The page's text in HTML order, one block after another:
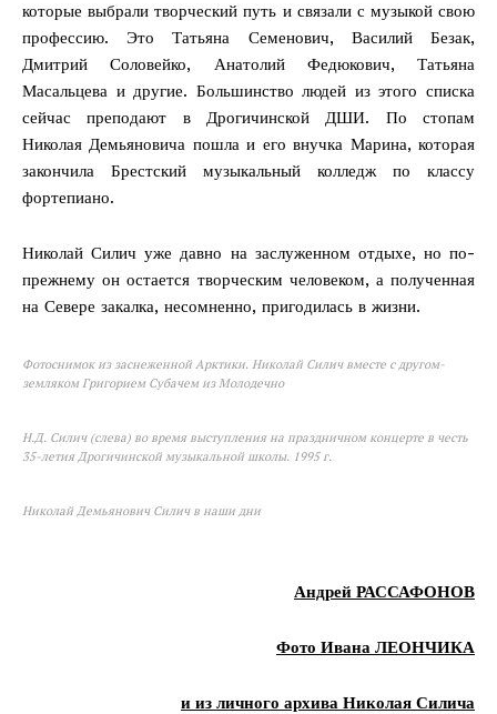
"Драгічынскі Веснік"
которые выбрали творческий путь и связали с музыкой свою
профессию. Это Татьяна Семенович, Василий Безак,
Дмитрий Соловейко, Анатолий Федюкович, Татьяна
Масальцева и другие. Большинство людей из этого списка
сейчас преподают в Дрогичинской ДШИ. По стопам
Николая Демьяновича пошла и его внучка Марина, которая
закончила Брестский музыкальный колледж по классу
фортепиано.
Николай Силич уже давно на заслуженном отдыхе, но по-
прежнему он остается творческим человеком, а полученная
на Севере закалка, несомненно, пригодилась в жизни.
Фотоснимок из заснеженной Арктики. Николай Силич вместе с другом-
земляком Григорием Субачем из Молодечно
Н.Д. Силич (слева) во время выступления на праздничном концерте в честь
35-летия Дрогичинской музыкальной школы. 1995 г.
Николай Демьянович Силич в наши дни
Андрей РАССАФОНОВ
Фото Ивана ЛЕОНЧИКА
и из личного архива Николая Силича